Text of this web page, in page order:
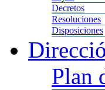
Decretos
Resoluciones
Disposiciones
Plan